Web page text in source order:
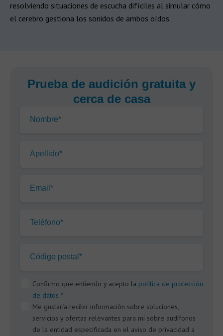
resolviendo situaciones de escucha difíciles al simular cómo
el cerebro gestiona los sonidos de ambos oídos.
Prueba de audición gratuita y
cerca de casa
Nombre*
Apellido*
Email*
Teléfono*
Código postal*
Confirmo que entiendo y acepto la política de protección
de datos *
Me gustaría recibir información sobre soluciones,
servicios y ofertas relevantes para mí sobre audífonos
de la entidad especificada en el aviso de privacidad a